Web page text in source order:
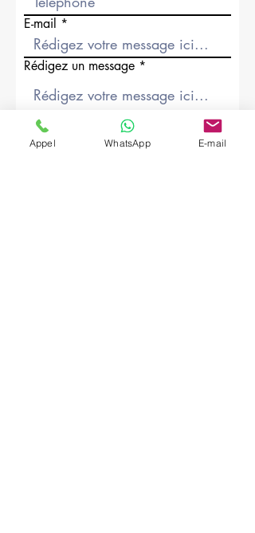
E-mail
Rédigez un message
Société
Appel WhatsApp E-mail